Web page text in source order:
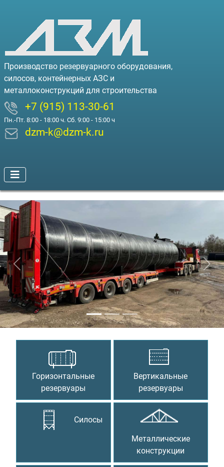
Производство резервуарного оборудования,
силосов, контейнерных АЗС и
металлоконструкций для строительства
+7 (915) 113-30-61
Пн.-Пт. 8:00 - 18:00 ч. Сб. 9:00 - 15:00 ч
dzm-k@dzm-k.ru
Предыдущий
Горизонтальные
резервуары
Вертикальные
резервуары
Силосы
Металлические
конструкции